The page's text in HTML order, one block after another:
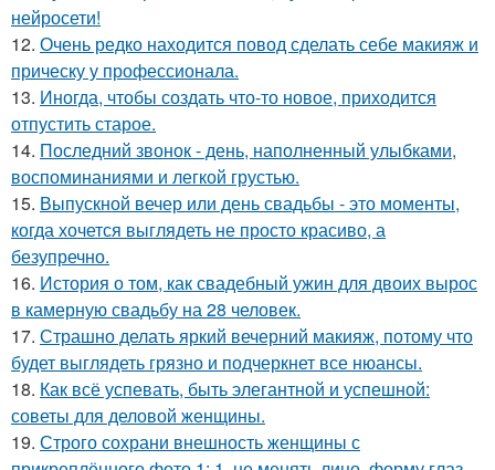
нейросети!
12. Очень редко находится повод сделать себе макияж и
прическу у профессионала.
13. Иногда, чтобы создать что-то новое, приходится
отпустить старое.
14. Последний звонок - день, наполненный улыбками,
воспоминаниями и легкой грустью.
15. Выпускной вечер или день свадьбы - это моменты,
когда хочется выглядеть не просто красиво, а
безупречно.
16. История о том, как свадебный ужин для двоих вырос
в камерную свадьбу на 28 человек.
17. Страшно делать яркий вечерний макияж, потому что
будет выглядеть грязно и подчеркнет все нюансы.
18. Как всё успевать, быть элегантной и успешной:
советы для деловой женщины.
19. Строго сохрани внешность женщины с